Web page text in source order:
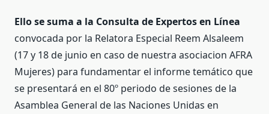
Ello se suma a la Consulta de Expertos en Línea
convocada por la Relatora Especial Reem Alsaleem
(17 y 18 de junio en caso de nuestra asociacion AFRA
Mujeres) para fundamentar el informe temático que
se presentará en el 80º periodo de sesiones de la
Asamblea General de las Naciones Unidas en